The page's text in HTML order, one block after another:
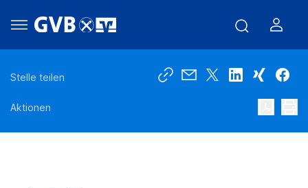
Stelle teilen
Aktionen